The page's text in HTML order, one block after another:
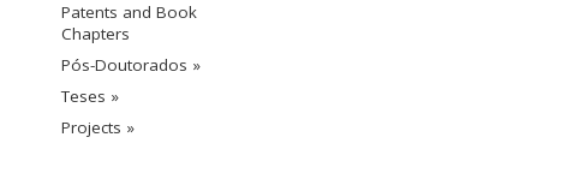
Patents and Book
Chapters
Pós-Doutorados »
Teses »
Projects »